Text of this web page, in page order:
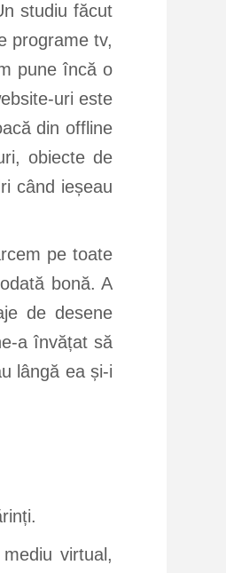
studiu făcut
programe tv,
pune încă o
uri este
din offline
obiecte de
când ieșeau
pe toate
bonă. A
de desene
a învățat să
lângă ea și-i
virtual,